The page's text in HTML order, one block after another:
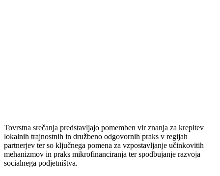
Tovrstna srečanja predstavljajo pomemben vir znanja za krepitev
lokalnih trajnostnih in družbeno odgovornih praks v regijah
partnerjev ter so ključnega pomena za vzpostavljanje učinkovitih
mehanizmov in praks mikrofinanciranja ter spodbujanje razvoja
socialnega podjetništva.